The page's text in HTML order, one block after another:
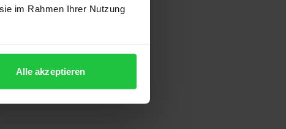
im Rahmen Ihrer Nutzung
Alle akzeptieren